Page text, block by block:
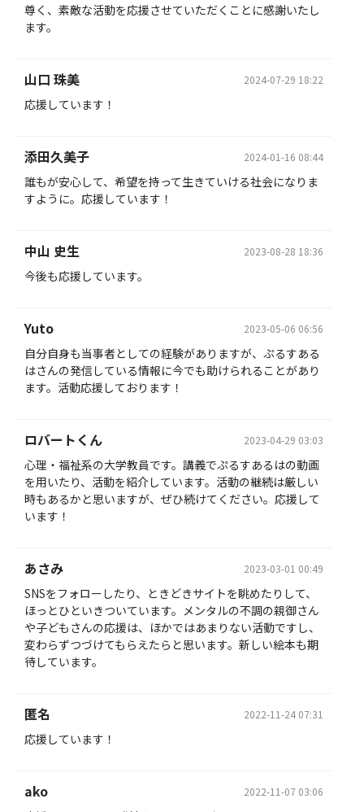
尊く、素敵な活動を応援させていただくことに感謝いたし
ます。
山口 珠美 2024-07-29 18:22
応援しています！
添田久美子 2024-01-16 08:44
誰もが安心して、希望を持って生きていける社会になりま
すように。応援しています！
中山 史生 2023-08-28 18:36
今後も応援しています。
Yuto 2023-05-06 06:56
自分自身も当事者としての経験がありますが、ぷるすある
はさんの発信している情報に今でも助けられることがあり
ます。活動応援しております！
ロバートくん 2023-04-29 03:03
心理・福祉系の大学教員です。講義でぷるすあるはの動画
を用いたり、活動を紹介しています。活動の継続は厳しい
時もあるかと思いますが、ぜひ続けてください。応援して
います！
あさみ 2023-03-01 00:49
SNSをフォローしたり、ときどきサイトを眺めたりして、
ほっとひといきついています。メンタルの不調の親御さん
や子どもさんの応援は、ほかではあまりない活動ですし、
変わらずつづけてもらえたらと思います。新しい絵本も期
待しています。
匿名 2022-11-24 07:31
応援しています！
ako 2022-11-07 03:06